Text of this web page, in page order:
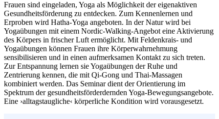
Frauen sind eingeladen, Yoga als Möglichkeit der eigenaktiven
Gesundheitsförderung zu entdecken. Zum Kennenlernen und
Erproben wird Hatha-Yoga angeboten. In der Natur wird bei
Yogaübungen mit einem Nordic-Walking-Angebot eine Aktivierung
des Körpers in frischer Luft ermöglicht. Mit Feldenkrais- und
Yogaübungen können Frauen ihre Körperwahrnehmung
sensibilisieren und in einen aufmerksamen Kontakt zu sich treten.
Zur Entspannung lernen sie Yogaübungen der Ruhe und
Zentrierung kennen, die mit Qi-Gong und Thai-Massagen
kombiniert werden. Das Seminar dient der Orientierung im
Spektrum der gesundheitsförderdernden Yoga-Bewegungsangebote.
Eine ›alltagstaugliche‹ körperliche Kondition wird vorausgesetzt.